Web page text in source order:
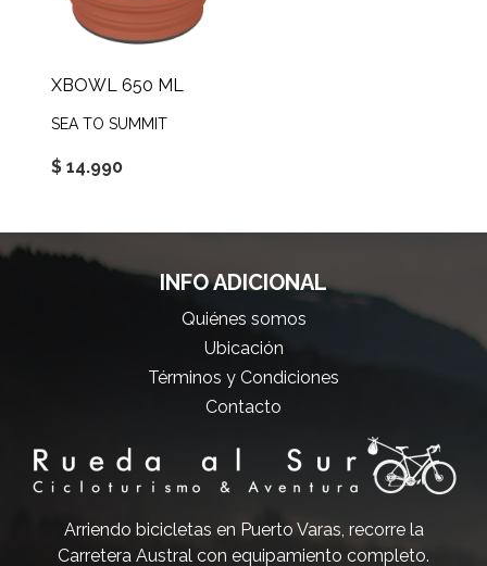
XBOWL 650 ML
SEA TO SUMMIT
$ 14.990
INFO ADICIONAL
Quiénes somos
Ubicación
Términos y Condiciones
Contacto
Arriendo bicicletas en Puerto Varas, recorre la
Carretera Austral con equipamiento completo.